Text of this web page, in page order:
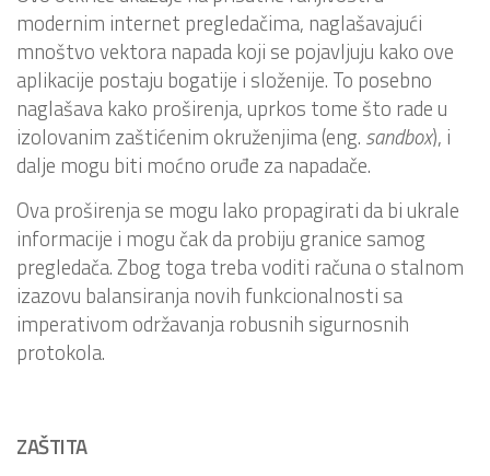
modernim internet pregledačima, naglašavajući
mnoštvo vektora napada koji se pojavljuju kako ove
aplikacije postaju bogatije i složenije. To posebno
naglašava kako proširenja, uprkos tome što rade u
izolovanim zaštićenim okruženjima (eng. sandbox), i
dalje mogu biti moćno oruđe za napadače.
Ova proširenja se mogu lako propagirati da bi ukrale
informacije i mogu čak da probiju granice samog
pregledača. Zbog toga treba voditi računa o stalnom
izazovu balansiranja novih funkcionalnosti sa
imperativom održavanja robusnih sigurnosnih
protokola.
ZAŠTITA